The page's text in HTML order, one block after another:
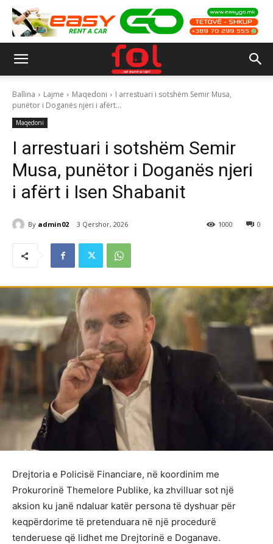
Ballina Lajme Maqedoni
I arrestuari i sotshëm Semir Musa,
punëtor i Doganës njeri i afërt...
Maqedoni
I arrestuari i sotshëm Semir
Musa, punëtor i Doganës njeri
i afërt i Isen Shabanit
By admin02 3 Qershor, 2026 0
1000
Drejtoria e Policisë Financiare, në koordinim me
Prokurorinë Themelore Publike, ka zhvilluar sot një
aksion ku janë ndaluar katër persona të dyshuar për
keqpërdorime të pretenduara në një procedurë
tenderuese që lidhet me Drejtorinë e Doganave.